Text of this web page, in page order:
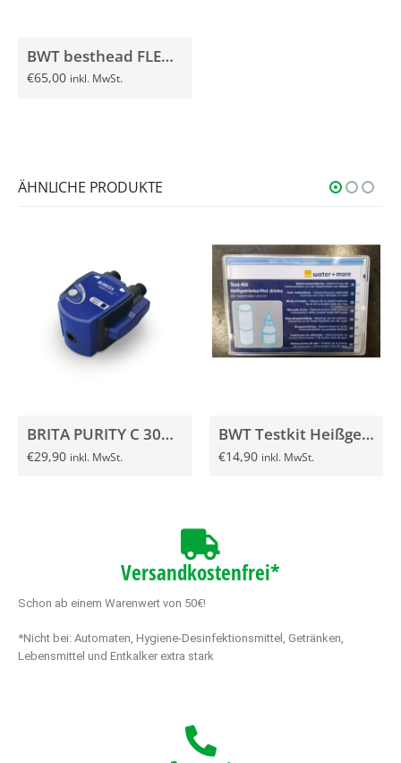
BWT besthead FLEX Filterkopf mit Connector
€65,00 inkl. MwSt.
ÄHNLICHE PRODUKTE
BRITA PURITY C 30% G3/8″ Filterkopf
€29,90 inkl. MwSt.
BWT Testkit Heißgetränke MHD 04/2025
€14,90 inkl. MwSt.
Versandkostenfrei*
Schon ab einem Warenwert von 50€!
*Nicht bei: Automaten, Hygiene-Desinfektionsmittel, Getränken,
Lebensmittel und Entkalker extra stark